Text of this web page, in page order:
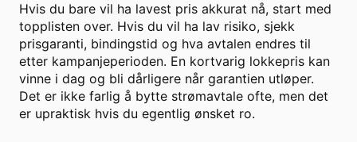
Hvis du bare vil ha lavest pris akkurat nå, start med
topplisten over. Hvis du vil ha lav risiko, sjekk
prisgaranti, bindingstid og hva avtalen endres til
etter kampanjeperioden. En kortvarig lokkepris kan
vinne i dag og bli dårligere når garantien utløper.
Det er ikke farlig å bytte strømavtale ofte, men det
er upraktisk hvis du egentlig ønsket ro.